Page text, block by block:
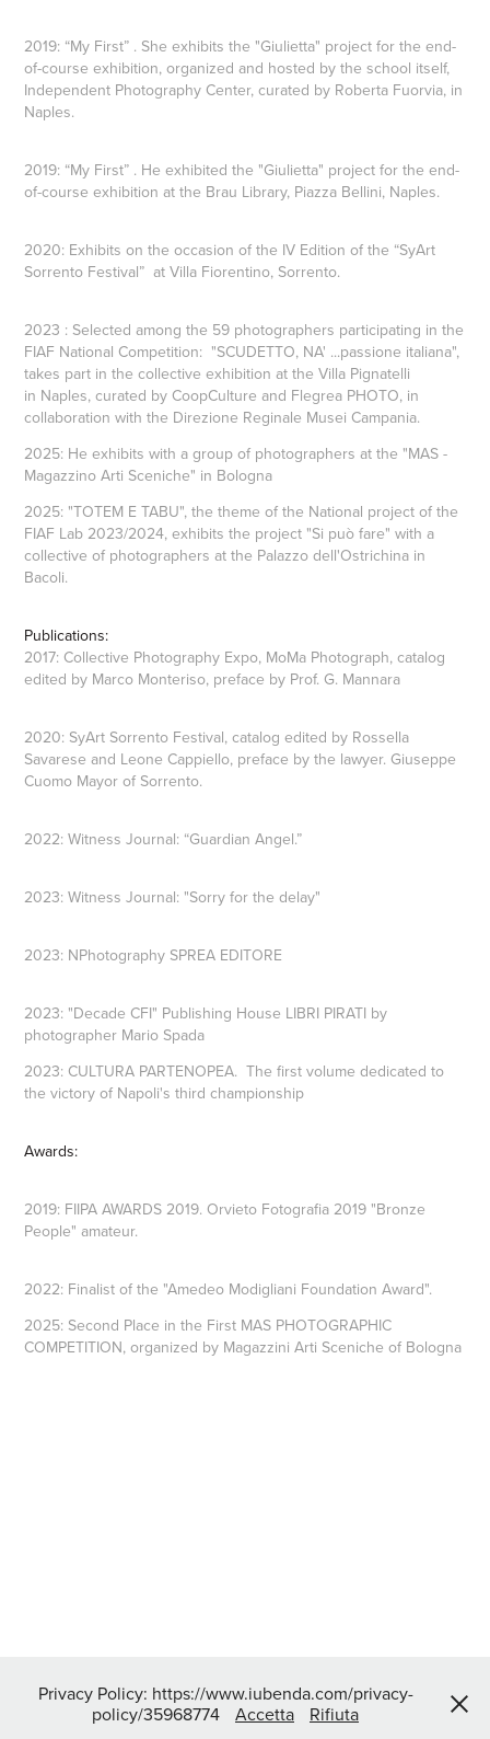
2019: “My First” . She exhibits the "Giulietta" project for the end-
of-course exhibition, organized and hosted by the school itself,
Independent Photography Center, curated by Roberta Fuorvia, in
Naples.
2019: “My First” . He exhibited the "Giulietta" project for the end-
of-course exhibition at the Brau Library, Piazza Bellini, Naples.
2020: Exhibits on the occasion of the IV Edition of the “SyArt
Sorrento Festival” at Villa Fiorentino, Sorrento.
2023 : Selected among the 59 photographers participating in the
FIAF National Competition: "SCUDETTO, NA' ...passione italiana",
takes part in the collective exhibition at the Villa Pignatelli
in Naples, curated by CoopCulture and Flegrea PHOTO, in
collaboration with the Direzione Reginale Musei Campania.
2025: He exhibits with a group of photographers at the "MAS -
Magazzino Arti Sceniche" in Bologna
2025: "TOTEM E TABU", the theme of the National project of the
FIAF Lab 2023/2024, exhibits the project "Si può fare" with a
collective of photographers at the Palazzo dell'Ostrichina in
Bacoli.
Publications:
2017: Collective Photography Expo, MoMa Photograph, catalog
edited by Marco Monteriso, preface by Prof. G. Mannara
2020: SyArt Sorrento Festival, catalog edited by Rossella
Savarese and Leone Cappiello, preface by the lawyer. Giuseppe
Cuomo Mayor of Sorrento.
2022: Witness Journal: “Guardian Angel.”
2023: Witness Journal: "Sorry for the delay"
2023: NPhotography SPREA EDITORE
2023: "Decade CFI" Publishing House LIBRI PIRATI by
photographer Mario Spada
2023: CULTURA PARTENOPEA. The first volume dedicated to
the victory of Napoli's third championship
Awards:
2019: FIIPA AWARDS 2019. Orvieto Fotografia 2019 "Bronze
People" amateur.
2022: Finalist of the "Amedeo Modigliani Foundation Award".
2025: Second Place in the First MAS PHOTOGRAPHIC
COMPETITION, organized by Magazzini Arti Sceniche of Bologna
©Federica Lamagra 2022 - Tutti i diritti riservati
Privacy Policy: https://www.iubenda.com/privacy-
policy/35968774
Accetta Rifiuta